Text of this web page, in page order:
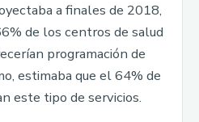
a finales de 2018,
de los centros de salud
programación de
estimaba que el 64% de
este tipo de servicios.